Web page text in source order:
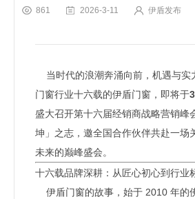
861 2026-3-11 伊盾发布
当时代的浪潮奔涌向前，机遇与实
门窗行业十六载的伊盾门窗，即将于
盛大召开第十六届经销商战略营销峰
坤」之志，邀全国合作伙伴共赴一场
未来的巅峰盛会。
十六载品牌深耕：从匠心初心到行业
伊盾门窗的故事，始于 2010 年的